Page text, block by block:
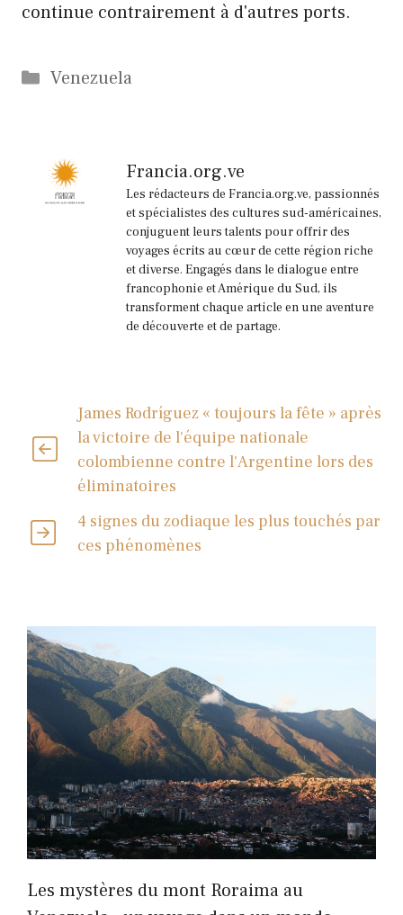
continue contrairement à d'autres ports.
Catégories
Venezuela
Francia.org.ve
Les rédacteurs de Francia.org.ve, passionnés
et spécialistes des cultures sud-américaines,
conjuguent leurs talents pour offrir des
voyages écrits au cœur de cette région riche
et diverse. Engagés dans le dialogue entre
francophonie et Amérique du Sud, ils
transforment chaque article en une aventure
de découverte et de partage.
James Rodríguez « toujours la fête » après
la victoire de l'équipe nationale
colombienne contre l'Argentine lors des
éliminatoires
4 signes du zodiaque les plus touchés par
ces phénomènes
Les mystères du mont Roraima au